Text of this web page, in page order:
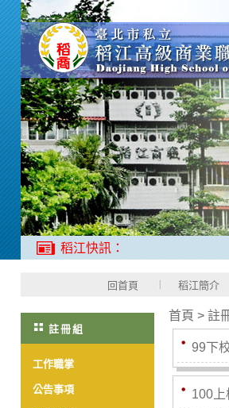
稻江快訊：
回首頁 稻江簡介
註冊組
工作職掌
公告事項
首頁 > 註
99下
100上